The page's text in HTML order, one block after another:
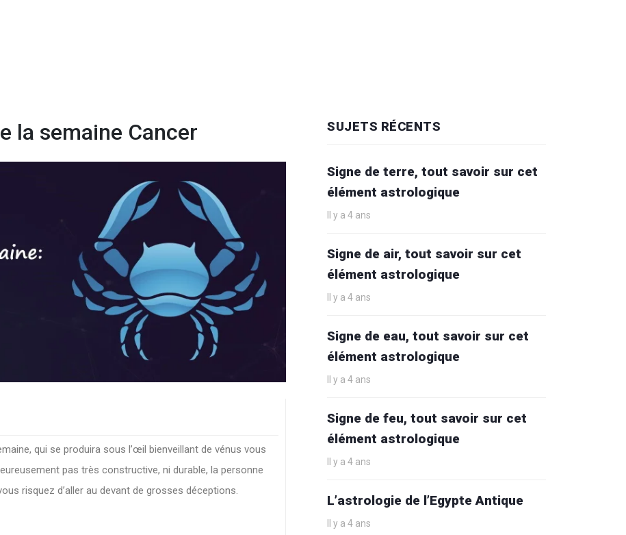
la semaine Cancer
qui se produira sous l’œil bienveillant de vénus vous
pas très constructive, ni durable, la personne
risquez d’aller au devant de grosses déceptions.
SUJETS RÉCENTS
Signe de terre, tout savoir sur cet
élément astrologique
Il y a 4 ans
Signe de air, tout savoir sur cet
élément astrologique
Il y a 4 ans
Signe de eau, tout savoir sur cet
élément astrologique
Il y a 4 ans
Signe de feu, tout savoir sur cet
élément astrologique
Il y a 4 ans
L’astrologie de l’Egypte Antique
Il y a 4 ans